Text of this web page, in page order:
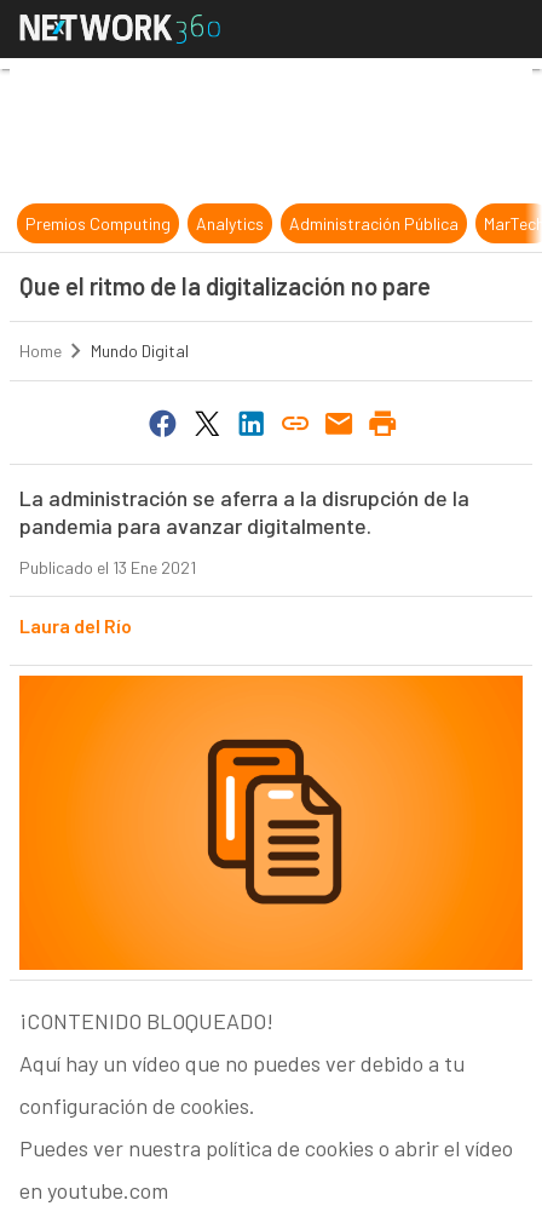
Que el ritmo de la digitalización no
Premios Computing Analytics Administración Pública
Que el ritmo de la digitalización no pare
Home Mundo Digital
La administración se aferra a la disrupción de la
pandemia para avanzar digitalmente.
Publicado el 13 Ene 2021
Laura del Río
¡CONTENIDO BLOQUEADO!
Aquí hay un vídeo que no puedes ver debido a tu
configuración de cookies.
Puedes ver nuestra política de cookies o abrir el vídeo
en youtube.com